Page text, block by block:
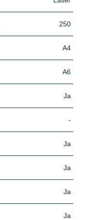
250
A4
A6
Ja
-
Ja
Ja
Ja
Ja